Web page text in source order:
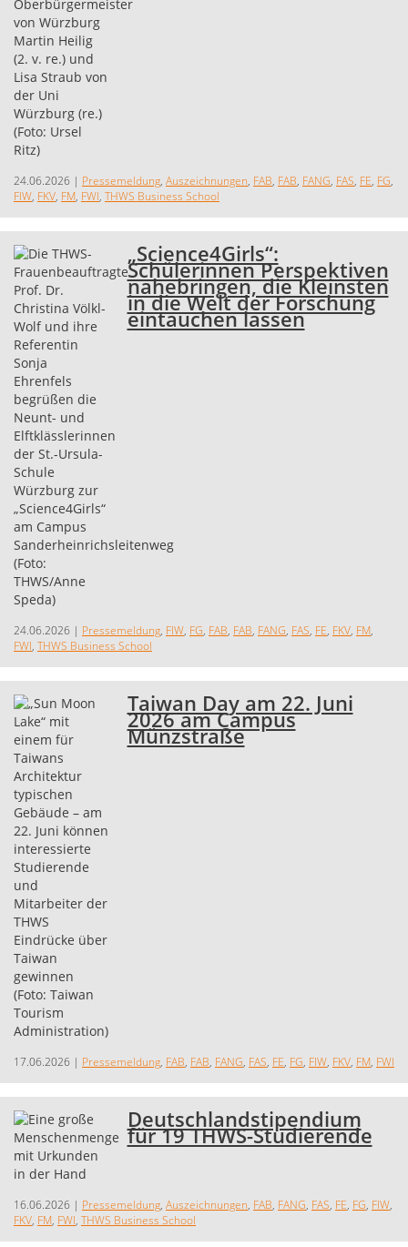
24.06.2026 | Pressemeldung, Auszeichnungen, FAB, FAB, FANG, FAS, FE, FG,
FIW, FKV, FM, FWI, THWS Business School
„Science4Girls“:
Schülerinnen Perspektiven
nahebringen, die Kleinsten
in die Welt der Forschung
eintauchen lassen
24.06.2026 | Pressemeldung, FIW, FG, FAB, FAB, FANG, FAS, FE, FKV, FM,
FWI, THWS Business School
Taiwan Day am 22. Juni
2026 am Campus
Münzstraße
17.06.2026 | Pressemeldung, FAB, FAB, FANG, FAS, FE, FG, FIW, FKV, FM, FWI
Deutschlandstipendium
für 19 THWS-Studierende
16.06.2026 | Pressemeldung, Auszeichnungen, FAB, FANG, FAS, FE, FG, FIW,
FKV, FM, FWI, THWS Business School